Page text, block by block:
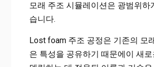
모래 주조 시뮬레이션은 광범위하
습니다.
Lost foam 주조 공정은 기존의 모
은 특성을 공유하기 때문에이 새